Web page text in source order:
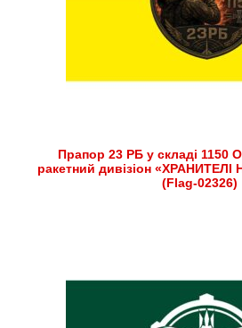
Прапор 23 РБ у складі 1150
ракетний дивізіон
(Flag-02326)